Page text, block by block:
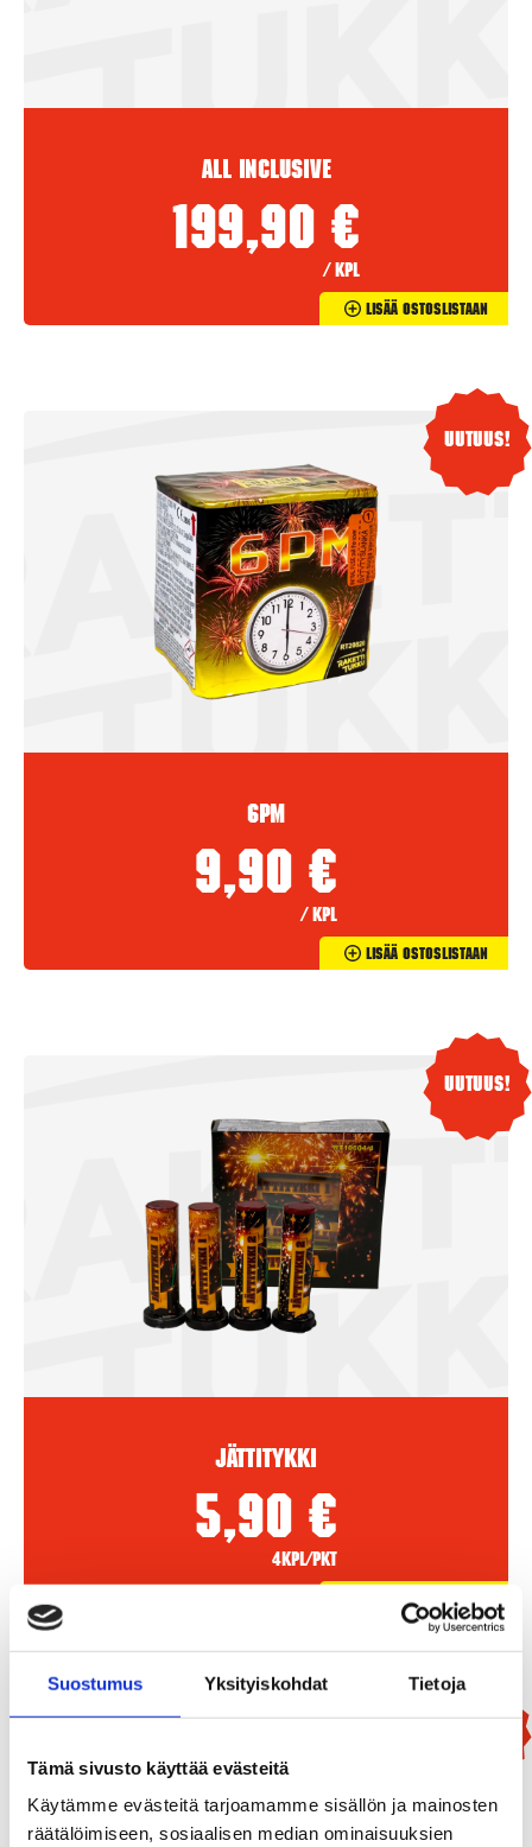
Suostumus Yksityiskohdat Tietoja
Tämä sivusto käyttää evästeitä
Käytämme evästeitä tarjoamamme sisällön ja mainosten
räätälöimiseen, sosiaalisen median ominaisuuksien
All Inclusive
199,90 €
/ kpl
Lisää Ostoslistaan
Uutuus!
6PM
9,90 €
/ kpl
Lisää Ostoslistaan
Uutuus!
Jättitykki
5,90 €
4kpl/pkt
Lisää Ostoslistaan